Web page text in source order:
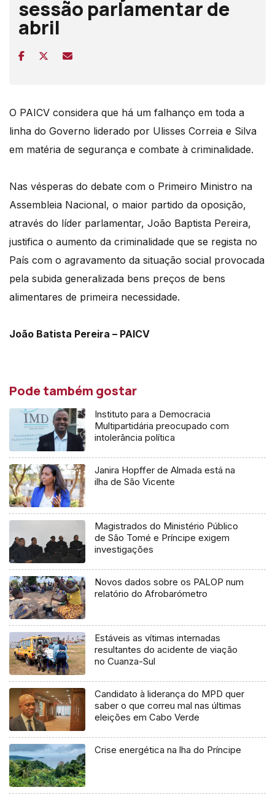
sessão parlamentar de
abril
O PAICV considera que há um falhanço em toda a
linha do Governo liderado por Ulisses Correia e Silva
em matéria de segurança e combate à criminalidade.
Nas vésperas do debate com o Primeiro Ministro na
Assembleia Nacional, o maior partido da oposição,
através do líder parlamentar, João Baptista Pereira,
justifica o aumento da criminalidade que se regista no
País com o agravamento da situação social provocada
pela subida generalizada bens preços de bens
alimentares de primeira necessidade.
João Batista Pereira – PAICV
Pode também gostar
Instituto para a Democracia
Multipartidária preocupado com
intolerância política
Janira Hopffer de Almada está na
ilha de São Vicente
Magistrados do Ministério Público
de São Tomé e Príncipe exigem
investigações
Novos dados sobre os PALOP num
relatório do Afrobarómetro
Estáveis as vítimas internadas
resultantes do acidente de viação
no Cuanza-Sul
Candidato à liderança do MPD quer
saber o que correu mal nas últimas
eleições em Cabo Verde
Crise energética na lha do Príncipe